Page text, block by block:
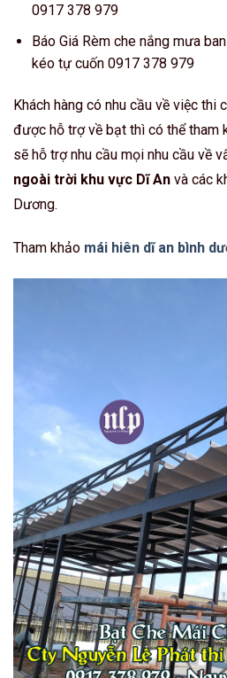
0917 378 979
Báo Giá Rèm che nắng mưa
kéo tự cuốn 0917 378 979
Khách hàng có nhu cầu về việc thi
được hỗ trợ về bạt thì có thể tham
sẽ hỗ trợ nhu cầu mọi nhu cầu về
ngoài trời khu vực Dĩ An và các
Dương.
Tham khảo mái hiên dĩ an bình